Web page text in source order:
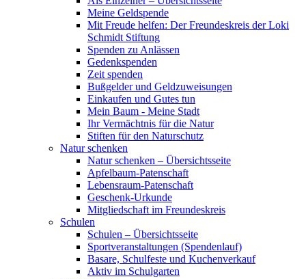
Meine Geldspende
Mit Freude helfen: Der Freundeskreis der Loki
Schmidt Stiftung
Spenden zu Anlässen
Gedenkspenden
Zeit spenden
Bußgelder und Geldzuweisungen
Einkaufen und Gutes tun
Mein Baum - Meine Stadt
Ihr Vermächtnis für die Natur
Stiften für den Naturschutz
Natur schenken
Natur schenken – Übersichtsseite
Apfelbaum-Patenschaft
Lebensraum-Patenschaft
Geschenk-Urkunde
Mitgliedschaft im Freundeskreis
Schulen
Schulen – Übersichtsseite
Sportveranstaltungen (Spendenlauf)
Basare, Schulfeste und Kuchenverkauf
Aktiv im Schulgarten